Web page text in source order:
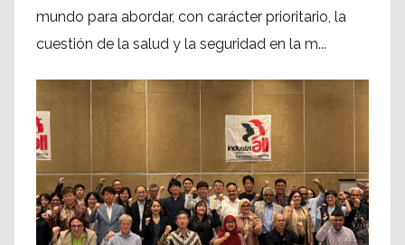
mundo para abordar, con carácter prioritario, la
cuestión de la salud y la seguridad en la m...